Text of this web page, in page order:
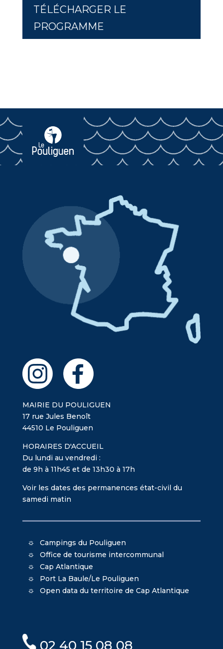
TÉLÉCHARGER LE
PROGRAMME
MAIRIE DU POULIGUEN
17 rue Jules Benoît
44510 Le Pouliguen
HORAIRES D'ACCUEIL
Du lundi au vendredi :
de 9h à 11h45 et de 13h30 à 17h
Voir les dates des permanences état-civil du
samedi matin
Campings du Pouliguen
Office de tourisme intercommunal
Cap Atlantique
Port La Baule/Le Pouliguen
Open data du territoire de Cap Atlantique